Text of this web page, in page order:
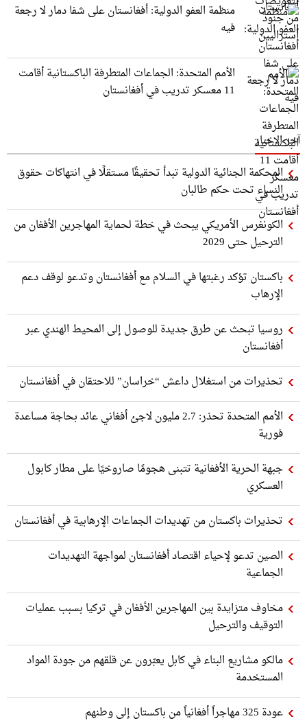
منظمة العفو الدولية: أفغانستان على شفا دمار لا رجعة
فيه
الأمم المتحدة: الجماعات المتطرفة الباكستانية أقامت
11 معسكر تدريب في أفغانستان
آخر الاخبار
المحكمة الجنائية الدولية تبدأ تحقيقًا مستقلًا في انتهاكات حقوق
النساء تحت حكم طالبان
الكونغرس الأمريكي يبحث في خطة لحماية المهاجرين الأفغان من
الترحيل حتى 2029
باكستان تؤكد رغبتها في السلام مع أفغانستان وتدعو لوقف دعم
الإرهاب
روسيا تبحث عن طرق جديدة للوصول إلى المحيط الهندي عبر
أفغانستان
تحذيرات من استغلال داعش “خراسان” للاحتقان في أفغانستان
الأمم المتحدة تحذر: 2.7 مليون لاجئ أفغاني عائد بحاجة مساعدة
فورية
جبهة الحرية الأفغانية تتبنى هجومًا صاروخيًا على مطار كابول
العسكري
تحذيرات باكستان من تهديدات الجماعات الإرهابية في أفغانستان
الصين تدعو لإحياء اقتصاد أفغانستان لمواجهة التهديدات
الجماعية
مخاوف متزايدة بين المهاجرين الأفغان في تركيا بسبب عمليات
التوقيف والترحيل
مالكو مشاريع البناء في كابل يعبّرون عن قلقهم من جودة المواد
المستخدمة
عودة 325 مهاجراً أفغانياً من باكستان إلى وطنهم